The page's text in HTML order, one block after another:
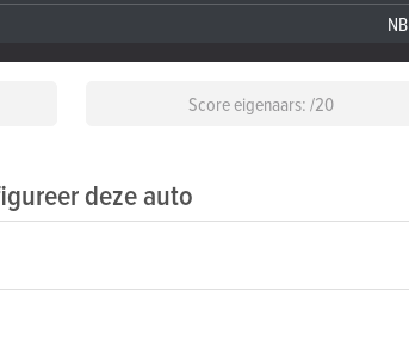
NB
Score eigenaars: /20
deze auto